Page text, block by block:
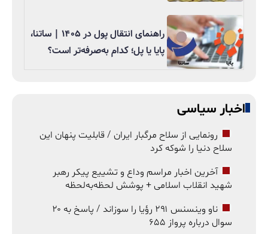
راهنمای انتقال پول در ۱۴۰۵ | ساتنا،
پایا یا پل؛ کدام به‌صرفه‌تر است؟
اخبار سیاسی
رونمایی از سلاح مرگبار ایران / قابلیت پنهان این
سلاح دنیا را شوکه کرد
آخرین اخبار مراسم وداع و تشییع پیکر رهبر
شهید انقلاب اسلامی + پوشش لحظه‌به‌لحظه
ناو وینسنس ۲۹۱ رؤیا را سوزاند / پاسخ به ۲۰
سوال درباره پرواز ۶۵۵